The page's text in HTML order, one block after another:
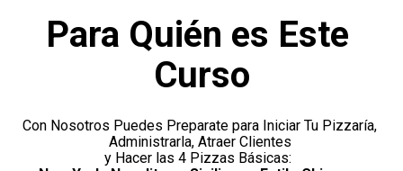
Para Quién es Este
Curso
Con Nosotros Puedes Preparate para Iniciar Tu Pizzaría,
Administrarla, Atraer Clientes